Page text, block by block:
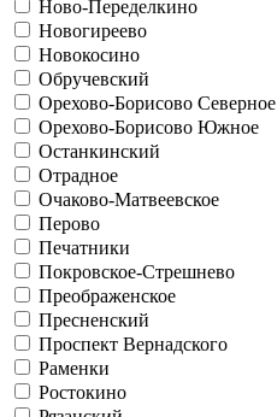
Ново-Переделкино
Новогиреево
Новокосино
Обручевский
Орехово-Борисово Северное
Орехово-Борисово Южное
Останкинский
Отрадное
Очаково-Матвеевское
Перово
Печатники
Покровское-Стрешнево
Преображенское
Пресненский
Проспект Вернадского
Раменки
Ростокино